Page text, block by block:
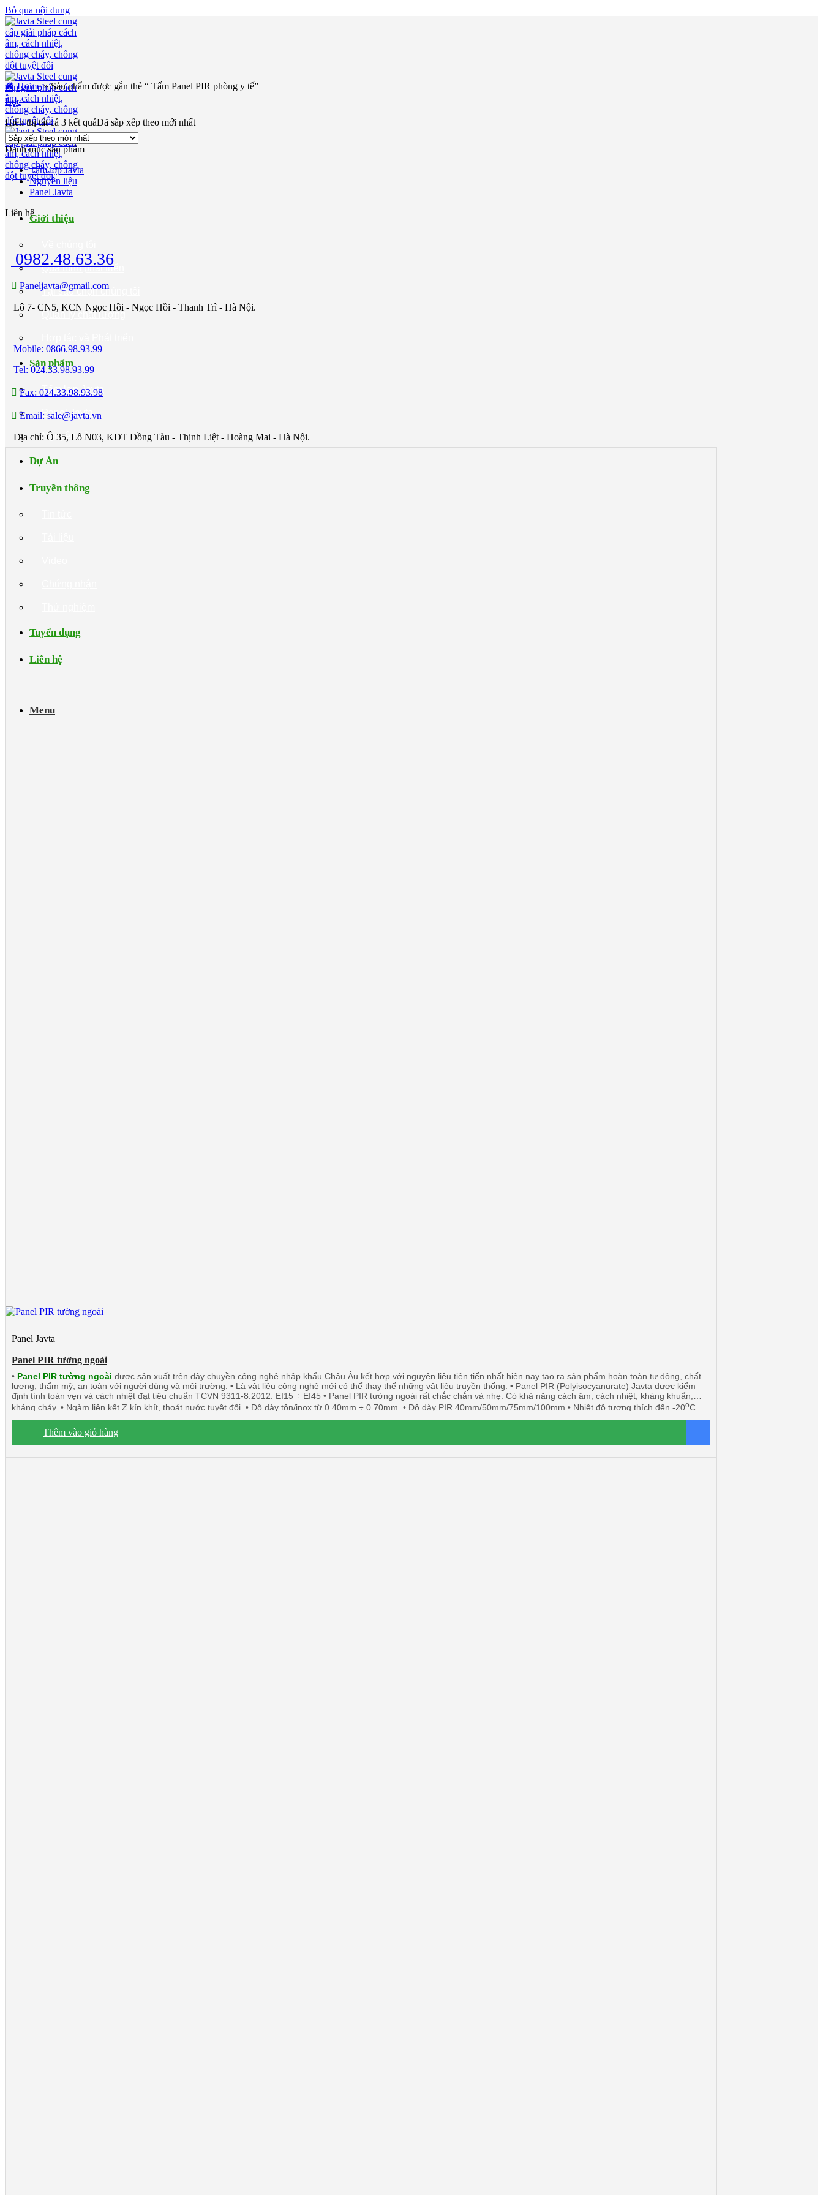
Bỏ qua nội dung
Giới thiệu
Quá trình phát triển
Tại sao chọn chúng tôi
Quản lý chất lượng
Sản phẩm
Tấm lợp Javta
Panel Javta
Nguyên liệu
Dự Án
Truyền thông
Tuyển dụng
Liên hệ
Menu
Home»Sản phẩm được gắn thẻ “ Tấm Panel PIR phòng y tế”
Lọc
Hiển thị tất cả 3 kết quảĐã sắp xếp theo mới nhất
Danh mục sản phẩm
Tấm lợp Javta
Nguyên liệu
Panel Javta
Liên hệ
0982.48.63.36
Paneljavta@gmail.com
Lô 7- CN5, KCN Ngọc Hồi - Ngọc Hồi - Thanh Trì - Hà Nội.
Mobile: 0866.98.93.99
Tel: 024.33.98.93.99
Fax: 024.33.98.93.98
Email: sale@javta.vn
Địa chỉ: Ô 35, Lô N03, KĐT Đồng Tàu - Thịnh Liệt - Hoàng Mai - Hà Nội.
Panel Javta
Panel PIR tường ngoài
• Panel PIR tường ngoài được sản xuất trên dây chuyền công nghệ nhập khẩu Châu Âu kết hợp với nguyên liệu tiên tiến nhất hiện nay tạo ra sản phẩm hoàn toàn tự động, chất
lượng, thẩm mỹ, an toàn với người dùng và môi trường. • Là vật liệu công nghệ mới có thể thay thế những vật liệu truyền thống. • Panel PIR (Polyisocyanurate) Javta được kiểm
định tính toàn vẹn và cách nhiệt đạt tiêu chuẩn TCVN 9311-8:2012: EI15 ÷ EI45 • Panel PIR tường ngoài rất chắc chắn và nhẹ. Có khả năng cách âm, cách nhiệt, kháng khuẩn,
kháng cháy. • Ngàm liên kết Z kín khít, thoát nước tuyệt đối. • Độ dày tôn/inox từ 0.40mm ÷ 0.70mm. • Độ dày PIR 40mm/50mm/75mm/100mm • Nhiệt độ tương thích đến -20oC.
Thêm vào giỏ hàng